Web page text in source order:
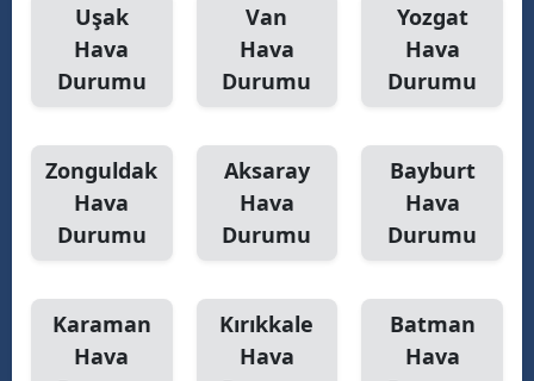
Uşak
Hava
Durumu
Van
Hava
Durumu
Yozgat
Hava
Durumu
Zonguldak
Hava
Durumu
Aksaray
Hava
Durumu
Bayburt
Hava
Durumu
Karaman
Hava
Kırıkkale
Hava
Batman
Hava